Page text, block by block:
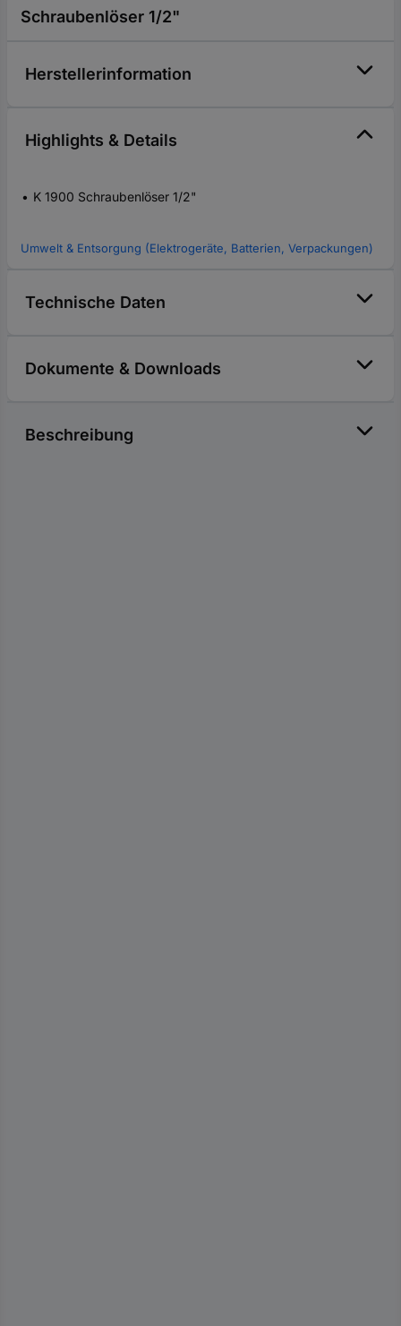
Schraubenlöser 1/2"
Herstellerinformation
Highlights & Details
K 1900 Schraubenlöser 1/2"
Umwelt & Entsorgung (Elektrogeräte, Batterien, Verpackungen)
Technische Daten
Dokumente & Downloads
Beschreibung